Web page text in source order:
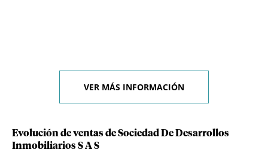
VER MÁS INFORMACIÓN
Evolución de ventas de Sociedad De Desarrollos
Inmobiliarios S A S